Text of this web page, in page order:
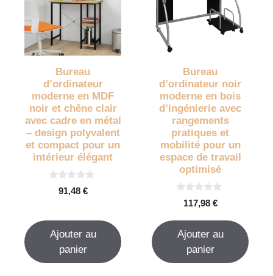
Bureau
d’ordinateur
moderne en MDF
noir et chêne clair
avec cadre en métal
– design polyvalent
et compact pour un
intérieur élégant
5
91,48 €
Ajouter au
panier
Bureau
d’ordinateur noir
moderne en bois
d’ingénierie avec
rangements
pratiques et
mobilité pour un
espace de travail
optimisé
s
5
117,98 €
Ajouter au
panier